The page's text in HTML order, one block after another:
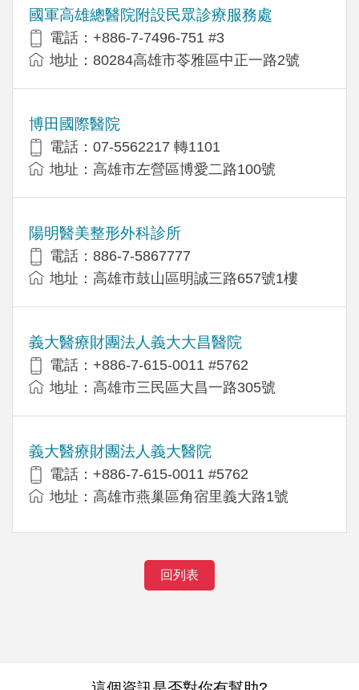
國軍高雄總醫院附設民眾診療服務處
電話：+886-7-7496-751 #3
地址：80284高雄市苓雅區中正一路2號
博田國際醫院
電話：07-5562217 轉1101
地址：高雄市左營區博愛二路100號
陽明醫美整形外科診所
電話：886-7-5867777
地址：高雄市鼓山區明誠三路657號1樓
義大醫療財團法人義大大昌醫院
電話：+886-7-615-0011 #5762
地址：高雄市三民區大昌一路305號
義大醫療財團法人義大醫院
電話：+886-7-615-0011 #5762
地址：高雄市燕巢區角宿里義大路1號
回列表